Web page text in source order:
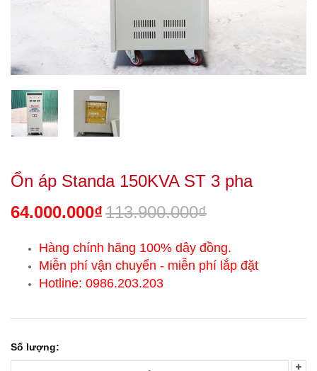
Ổn áp Standa 150KVA ST 3 pha
64.000.000₫113.900.000₫
Hàng chính hãng 100% dây đồng.
Miễn phí vận chuyển - miễn phí lắp đặt
Hotline: 0986.203.203
Số lượng: